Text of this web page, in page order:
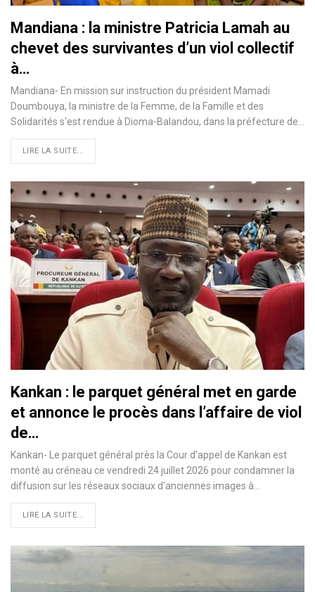
Mandiana : la ministre Patricia Lamah au
chevet des survivantes d’un viol collectif
à…
Mandiana- En mission sur instruction du président Mamadi
Doumbouya, la ministre de la Femme, de la Famille et des
Solidarités s'est rendue à Dioma-Balandou, dans la préfecture de…
LIRE LA SUITE...
Kankan : le parquet général met en garde
et annonce le procès dans l’affaire de viol
de…
Kankan- Le parquet général près la Cour d'appel de Kankan est
monté au créneau ce vendredi 24 juillet 2026 pour condamner la
diffusion sur les réseaux sociaux d'anciennes images à…
LIRE LA SUITE...